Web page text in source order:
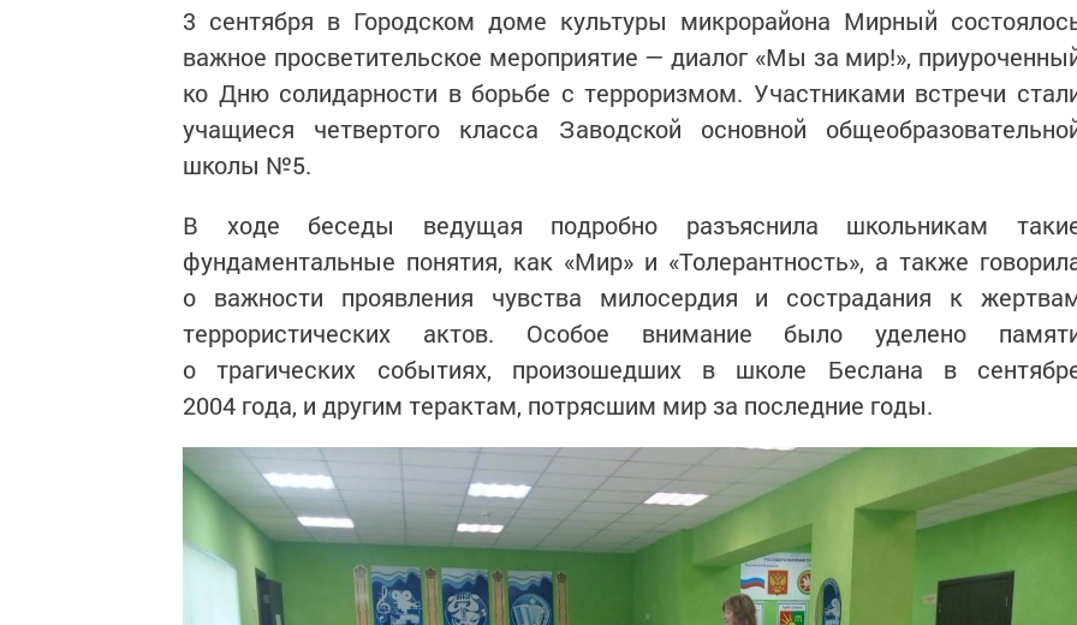
3 сентября в Городском доме культуры микрорайона Мирный
важное просветительское мероприятие — диалог «Мы за мир!»,
ко Дню солидарности в борьбе с терроризмом. Участниками встречи
учащиеся четвертого класса Заводской основной
школы №5.
В ходе беседы ведущая подробно разъяснила школьникам
фундаментальные понятия, как «Мир» и «Толерантность», а также
о важности проявления чувства милосердия и сострадания к
террористических актов. Особое внимание было уделено
о трагических событиях, произошедших в школе Беслана в
2004 года, и другим терактам, потрясшим мир за последние годы.